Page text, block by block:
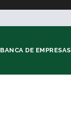
BANCA DE EMPRESAS